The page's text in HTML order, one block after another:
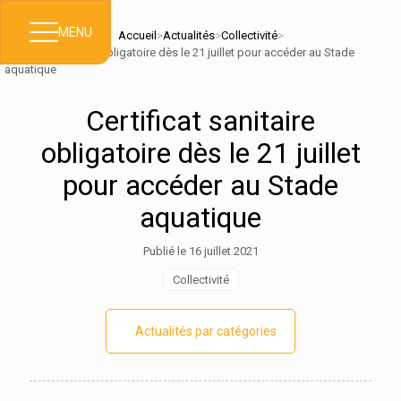
MENU Accueil >Actualités>Collectivité>
Certificat sanitaire obligatoire dès le 21 juillet pour accéder au Stade
aquatique
Certificat sanitaire
obligatoire dès le 21 juillet
pour accéder au Stade
aquatique
Publié le 16 juillet 2021
Collectivité
Actualités par catégories